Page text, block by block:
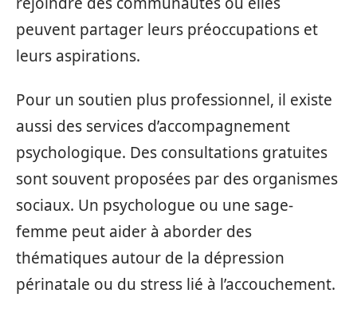
peuvent partager leurs préoccupations et
leurs aspirations.
Pour un soutien plus professionnel, il existe
aussi des services d’accompagnement
psychologique. Des consultations gratuites
sont souvent proposées par des organismes
sociaux. Un psychologue ou une sage-
femme peut aider à aborder des
thématiques autour de la dépression
périnatale ou du stress lié à l’accouchement.